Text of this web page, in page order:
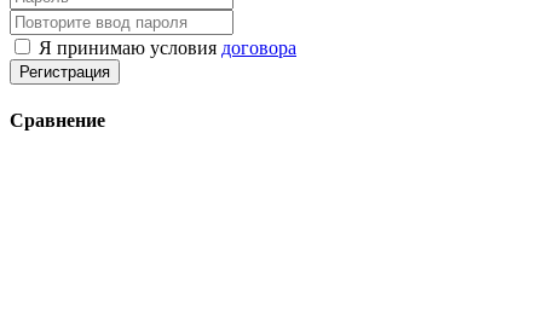
Я принимаю условия договора
Регистрация
Сравнение